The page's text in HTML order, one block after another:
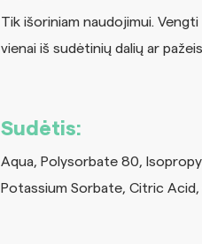
Tik išoriniam naudojimui.
vienai iš sudėtinių dalių ar
Sudėtis:
Aqua, Polysorbate 80,
Potassium Sorbate, Citric Acid,